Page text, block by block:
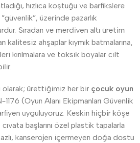
hızlıca koştuğu ve barfikslere
üzerinde pazarlık
Sıradan ve merdiven altı üretim
kalitesiz ahşaplar kıymık batmalarına,
kırılmalara ve toksik boyalar cilt
olarak; ürettiğimiz her bir çocuk oyun
(Oyun Alanı Ekipmanları Güvenlik
uyguluyoruz. Keskin hiçbir köşe
başlarını özel plastik tapalarla
kanserojen içermeyen doğa dostu